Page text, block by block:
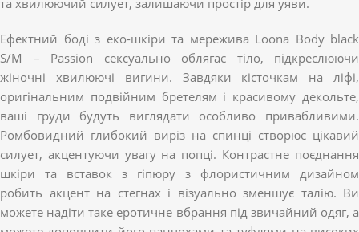
та хвилюючий силует, залишаючи простір для уяви.
Ефектний боді з еко-шкіри та мережива Loona Body black
S/M – Passion сексуально облягає тіло, підкреслюючи
жіночні хвилюючі вигини. Завдяки кісточкам на ліфі,
оригінальним подвійним бретелям і красивому декольте,
ваші груди будуть виглядати особливо привабливими.
Ромбовидний глибокий виріз на спинці створює цікавий
силует, акцентуючи увагу на попці. Контрастне поєднання
шкіри та вставок з гіпюру з флористичним дизайном
робить акцент на стегнах і візуально зменшує талію. Ви
можете надіти таке еротичне вбрання під звичайний одяг, а